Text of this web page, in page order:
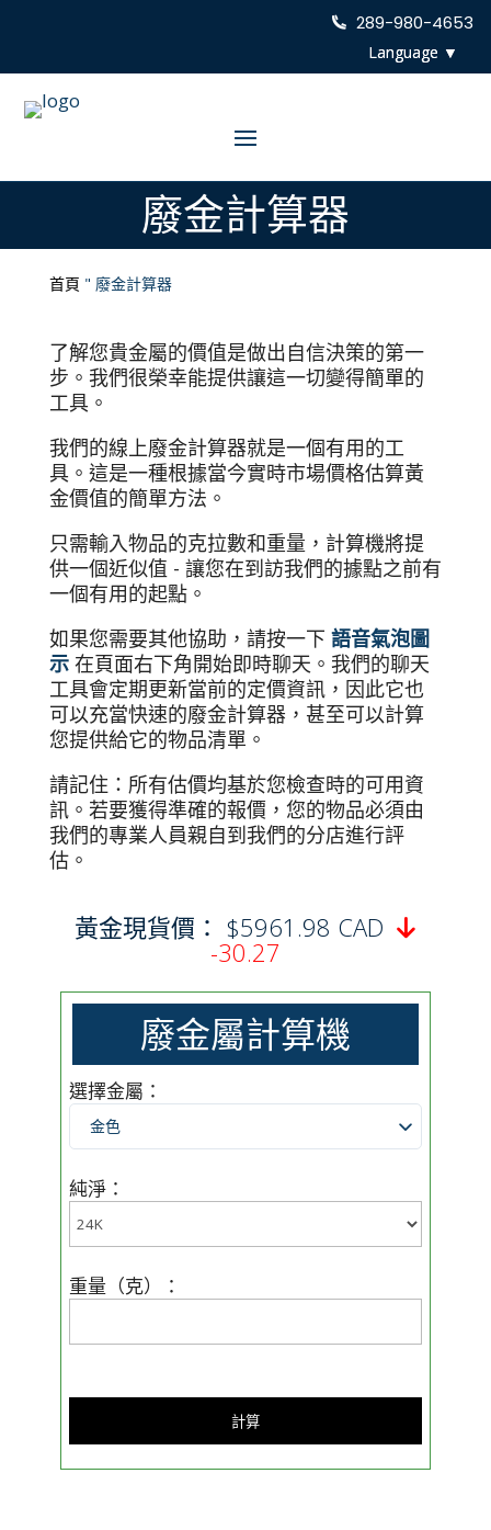
289-980-4653
廢金計算器
首頁 " 廢金計算器
了解您貴金屬的價值是做出自信決策的第一
步。我們很榮幸能提供讓這一切變得簡單的
工具。
我們的線上廢金計算器就是一個有用的工
具。這是一種根據當今實時市場價格估算黃
金價值的簡單方法。
只需輸入物品的克拉數和重量，計算機將提
供一個近似值 - 讓您在到訪我們的據點之前有
一個有用的起點。
如果您需要其他協助，請按一下 語音氣泡圖
示在頁面右下角開始即時聊天。我們的聊天
工具會定期更新當前的定價資訊，因此它也
可以充當快速的廢金計算器，甚至可以計算
您提供給它的物品清單。
請記住：所有估價均基於您檢查時的可用資
訊。若要獲得準確的報價，您的物品必須由
我們的專業人員親自到我們的分店進行評
估。
黃金現貨價： $5961.98 CAD 
-30.27
廢金屬計算機
選擇金屬：
金色
純淨：
重量（克）：
計算